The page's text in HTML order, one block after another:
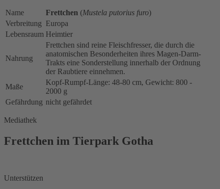
Name Frettchen (Mustela putorius furo)
Verbreitung Europa
Lebensraum Heimtier
Nahrung
Frettchen sind reine Fleischfresser, die durch die
anatomischen Besonderheiten ihres Magen-Darm-
Trakts eine Sonderstellung innerhalb der Ordnung
der Raubtiere einnehmen.
Maße
Kopf-Rumpf-Länge: 48-80 cm, Gewicht: 800 -
2000 g
Gefährdung nicht gefährdet
Mediathek
Frettchen im Tierpark Gotha
Unterstützen